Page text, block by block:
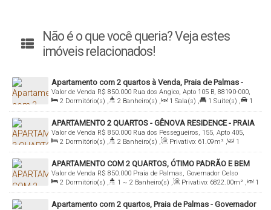
Não é o que você queria? Veja estes
imóveis relacionados!
Apartamento com 2 quartos à Venda, Praia de Palmas -
Governador Celso Ramos
R$ 850.000
Valor de Venda
Rua dos Angico, Apto 105 B, 88190-000,
Praia de Palmas, Governador Celso Ramos, Santa Catarina, Brasil
2 Dormitório(s) , 2 Banheiro(s) , 1 Sala(s) , 1 Suíte(s) ,
1
Vaga(s) , Útil: 59.06m²
APARTAMENTO 2 QUARTOS - GÊNOVA RESIDENCE - PRAIA
DE PALMAS
R$ 850.000
Valor de Venda
Rua dos Pessegueiros, 155, Apto 405,
88190-000, Praia de Palmas, Governador Celso Ramos, Santa
Catarina, Brasil
2 Dormitório(s) , 2 Banheiro(s) , Privativo: 61 .09m² ,
1
Sala(s) , 1 Suíte(s) , Total: 61.09m² , 1 Vaga(s) ,
Útil:
61.09m²
APARTAMENTO COM 2 QUARTOS, ÓTIMO PADRÃO E BEM
LOCALIZADO - VENDA
R$ 850.000
Valor de Venda
Praia de Palmas, Governador Celso
Ramos, Santa Catarina, Brasil
2 Dormitório(s) , 1 ~ 2 Banheiro(s) , Privativo: 6822.00m² ,
1
Sala(s) , 1 Suíte(s) , 1 Vaga(s) , 400mDistância do Mar ,
Útil:
6822.00m²
Apartamento com 2 quartos, Praia de Palmas - Governador